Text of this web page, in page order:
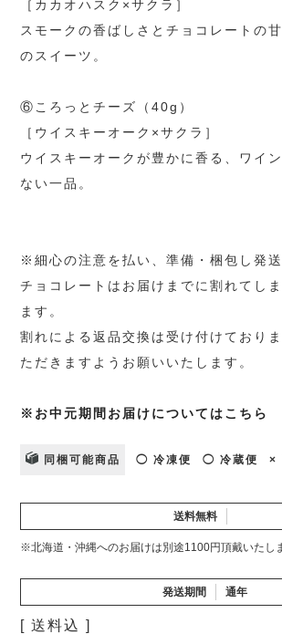
［カカオハスク×サクラ］
スモークの香ばしさとチョコレートの
のスイーツ。
⑥ころっとチーズ（40g）
［ウイスキーオーク×サクラ］
ウイスキーオークが豊かに香る、ワイ
ない一品。
※細心の注意を払い、準備・梱包し発
チョコレートはお届けまでに割れてし
ます。
割れによる返品交換は受け付けており
ただきますようお願いいたします。
※お中元期間お届けについてはこちら
同梱可能商品 ◯ 冷凍便 ◯ 冷蔵便 ×
送料無料
※北海道・沖縄へのお届けは別途1100円頂戴いたし
発送期間 通年
送料込